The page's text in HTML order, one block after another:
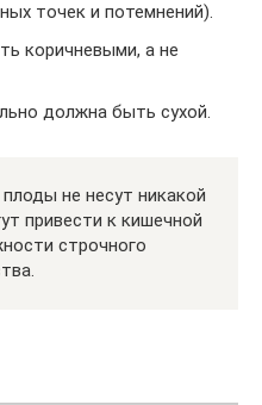
точек и потемнений).
коричневыми, а не
должна быть сухой.
не несут никакой
привести к кишечной
строчного